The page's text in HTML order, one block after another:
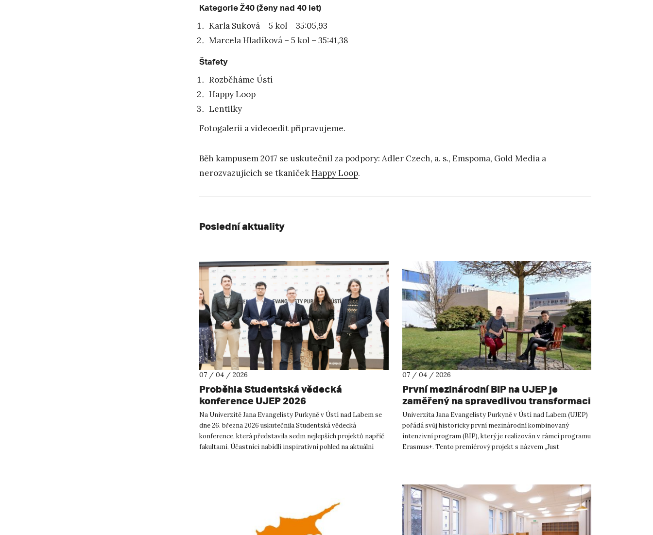
Kategorie Ž40 (ženy nad 40 let)
Karla Suková – 5 kol – 35:05,93
Marcela Hladíková – 5 kol – 35:41,38
Štafety
Rozběháme Ústí
Happy Loop
Lentilky
Fotogalerii a videoedit připravujeme.
Běh kampusem 2017 se uskutečnil za podpory: Adler Czech, a. s., Emspoma, Gold Media a
nerozvazujících se tkaničekHappy Loop.
Poslední aktuality
07 / 04 / 2026
Proběhla Studentská vědecká
konference UJEP 2026
Na Univerzitě Jana Evangelisty Purkyně v Ústí nad Labem se
dne 26. března 2026 uskutečnila Studentská vědecká
konference, která představila sedm nejlepších projektů napříč
fakultami. Účastníci nabídli inspirativní pohled na aktuální
07 / 04 / 2026
První mezinárodní BIP na UJEP je
zaměřený na spravedlivou transformaci
Univerzita Jana Evangelisty Purkyně v Ústí nad Labem (UJEP)
pořádá svůj historicky první mezinárodní kombinovaný
intenzivní program (BIP), který je realizován v rámci programu
Erasmus+. Tento premiérový projekt s názvem „Just